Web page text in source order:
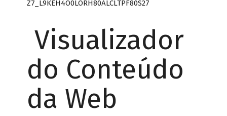
Z7_L9KEH4O0LORH80ALCLTPF80S27
Visualizador
do Conteúdo
da Web